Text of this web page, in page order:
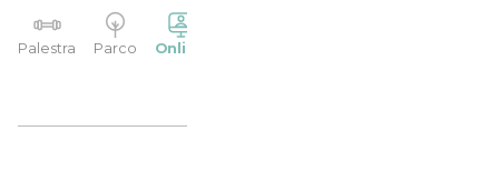
Palestra Parco Online